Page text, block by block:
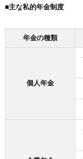
■主な私的年金制度
年金の種類
個人年金